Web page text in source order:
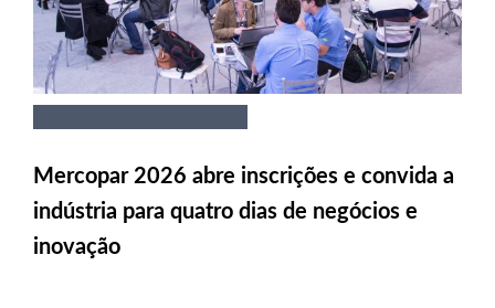
Mercopar 2026 abre inscrições e convida a
indústria para quatro dias de negócios e
inovação